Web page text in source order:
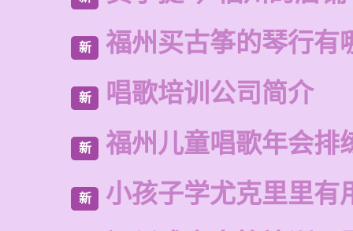
新 福州买古筝的琴行有
新 唱歌培训公司简介
新 福州儿童唱歌年会排
新 小孩子学尤克里里有